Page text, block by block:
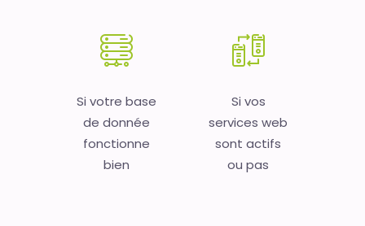
Si votre base
de donnée
fonctionne
bien
Si vos
services web
sont actifs
ou pas